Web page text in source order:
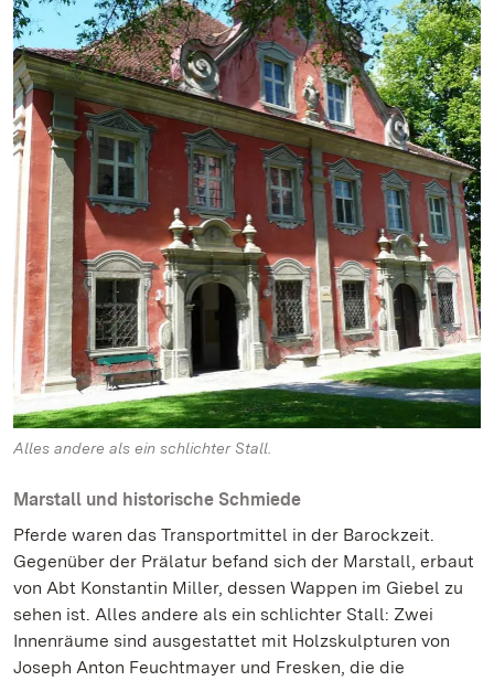
Alles andere als ein schlichter Stall.
Marstall und historische Schmiede
Pferde waren das Transportmittel in der Barockzeit.
Gegenüber der Prälatur befand sich der Marstall, erbaut
von Abt Konstantin Miller, dessen Wappen im Giebel zu
sehen ist. Alles andere als ein schlichter Stall: Zwei
Innenräume sind ausgestattet mit Holzskulpturen von
Joseph Anton Feuchtmayer und Fresken, die die